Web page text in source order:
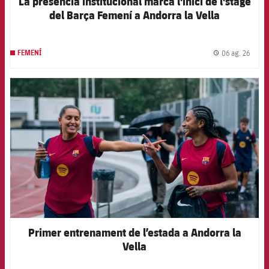
del Barça Femení a Andorra la Vella
FEMENÍ 06 ag. 26
FCB Barcelona badge
Primer entrenament de l’estada a Andorra la
Vella